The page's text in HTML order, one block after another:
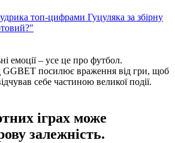
топ-цифрами Гуцуляка за збірну
емоції – усе це про футбол.
GGBET посилює враження від гри, щоб
себе частиною великої події.
іграх може
залежність.